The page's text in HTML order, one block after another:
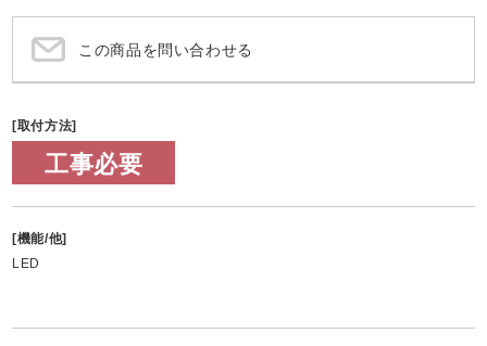
この商品を問い合わせる
[取付方法]
工事必要
[機能/他]
LED